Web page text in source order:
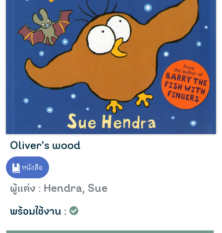
Oliver's wood
หนังสือ
ผู้แต่ง : Hendra, Sue
พร้อมใช้งาน :